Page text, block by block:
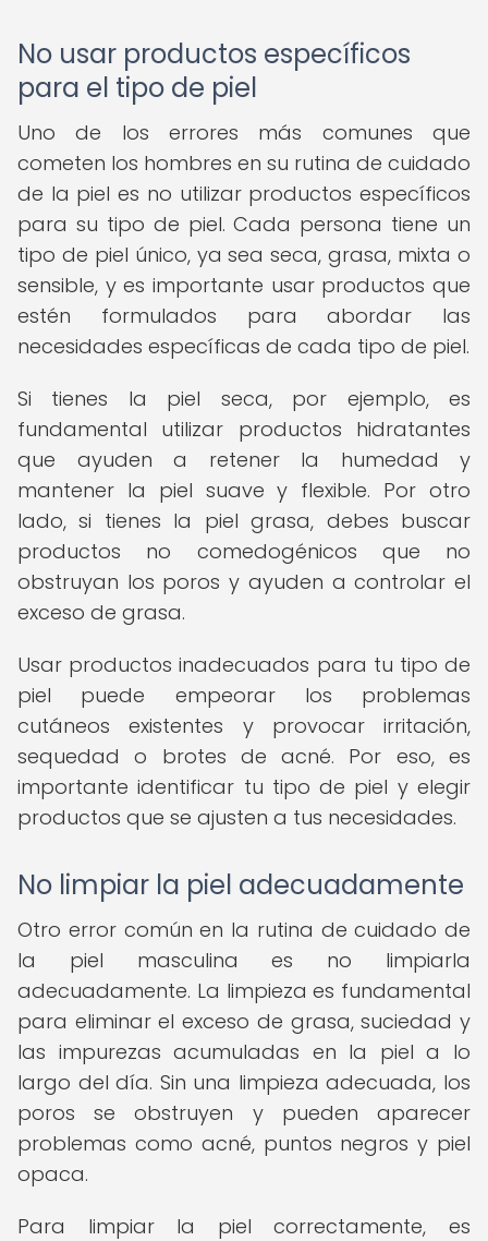
No usar productos específicos
para el tipo de piel
Uno de los errores más comunes que
cometen los hombres en su rutina de cuidado
de la piel es no utilizar productos específicos
para su tipo de piel. Cada persona tiene un
tipo de piel único, ya sea seca, grasa, mixta o
sensible, y es importante usar productos que
estén formulados para abordar las
necesidades específicas de cada tipo de piel.
Si tienes la piel seca, por ejemplo, es
fundamental utilizar productos hidratantes
que ayuden a retener la humedad y
mantener la piel suave y flexible. Por otro
lado, si tienes la piel grasa, debes buscar
productos no comedogénicos que no
obstruyan los poros y ayuden a controlar el
exceso de grasa.
Usar productos inadecuados para tu tipo de
piel puede empeorar los problemas
cutáneos existentes y provocar irritación,
sequedad o brotes de acné. Por eso, es
importante identificar tu tipo de piel y elegir
productos que se ajusten a tus necesidades.
No limpiar la piel adecuadamente
Otro error común en la rutina de cuidado de
la piel masculina es no limpiarla
adecuadamente. La limpieza es fundamental
para eliminar el exceso de grasa, suciedad y
las impurezas acumuladas en la piel a lo
largo del día. Sin una limpieza adecuada, los
poros se obstruyen y pueden aparecer
problemas como acné, puntos negros y piel
opaca.
Para limpiar la piel correctamente, es